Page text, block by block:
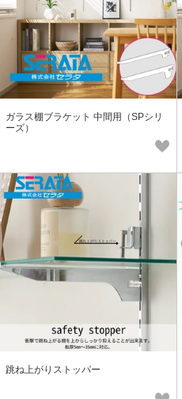
ガラス棚ブラケット 中間用（SPシリ
ーズ）
跳ね上がりストッパー